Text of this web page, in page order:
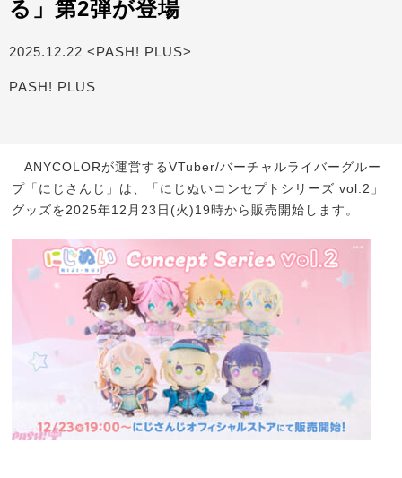
る」第2弾が登場
2025.12.22 <PASH! PLUS>
PASH! PLUS
ANYCOLORが運営するVTuber/バーチャルライバーグルー
プ「にじさんじ」は、「にじぬいコンセプトシリーズ vol.2」
グッズを2025年12月23日(火)19時から販売開始します。